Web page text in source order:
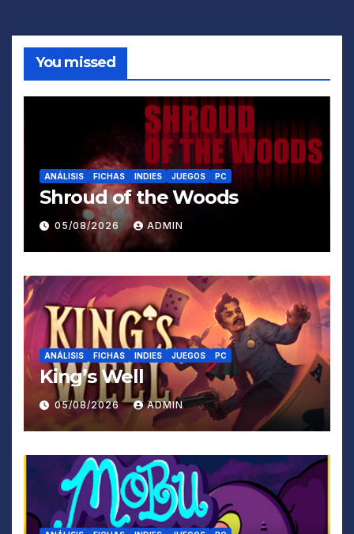
You missed
ANÁLISIS FICHAS INDIES JUEGOS PC
Shroud of the Woods
05/08/2026 ADMIN
ANÁLISIS FICHAS INDIES JUEGOS PC
King’s Well
05/08/2026 ADMIN